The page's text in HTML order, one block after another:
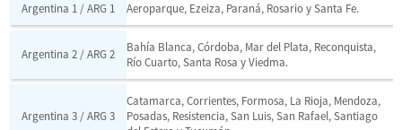
Argentina 1 / ARG 1 Aeroparque, Ezeiza, Paraná, Rosario y Santa Fe.
Argentina 2 / ARG 2
Bahía Blanca, Córdoba, Mar del Plata, Reconquista,
Río Cuarto, Santa Rosa y Viedma.
Argentina 3 / ARG 3
Catamarca, Corrientes, Formosa, La Rioja, Mendoza,
Posadas, Resistencia, San Luis, San Rafael, Santiago